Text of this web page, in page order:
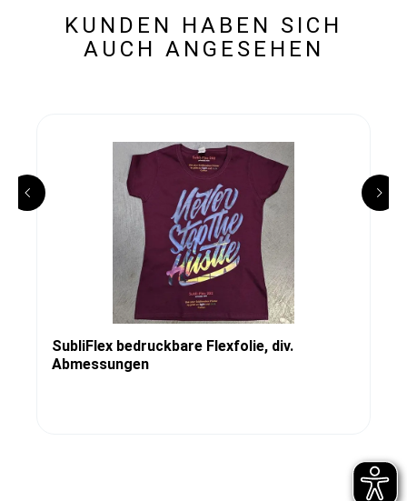
KUNDEN HABEN SICH
AUCH ANGESEHEN
SubliFlex bedruckbare Flexfolie, div.
Abmessungen